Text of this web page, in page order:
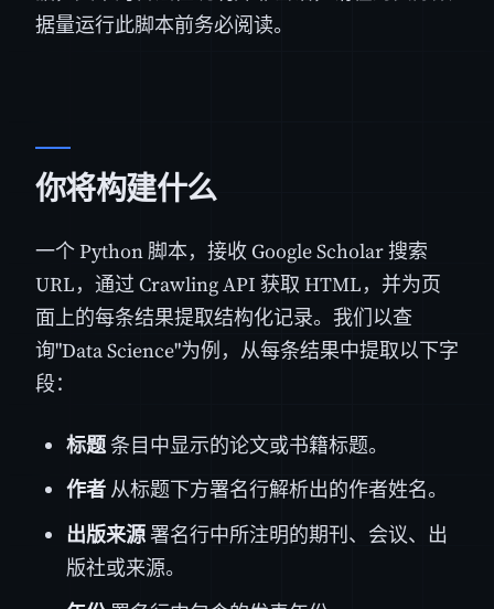
据量运行此脚本前务必阅读。
你将构建什么
一个 Python 脚本，接收 Google Scholar 搜索
URL，通过 Crawling API 获取 HTML，并为页
面上的每条结果提取结构化记录。我们以查
询"Data Science"为例，从每条结果中提取以下字
段：
标题条目中显示的论文或书籍标题。
作者 从标题下方署名行解析出的作者姓名。
出版来源署名行中所注明的期刊、会议、出
版社或来源。